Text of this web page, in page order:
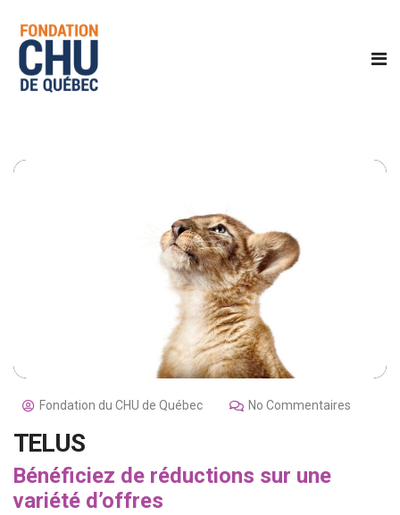
Fondation du CHU de Québec No Commentaires
TELUS
Bénéficiez de réductions sur une
variété d’offres